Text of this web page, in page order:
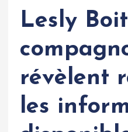
Lesly
révèlent
les